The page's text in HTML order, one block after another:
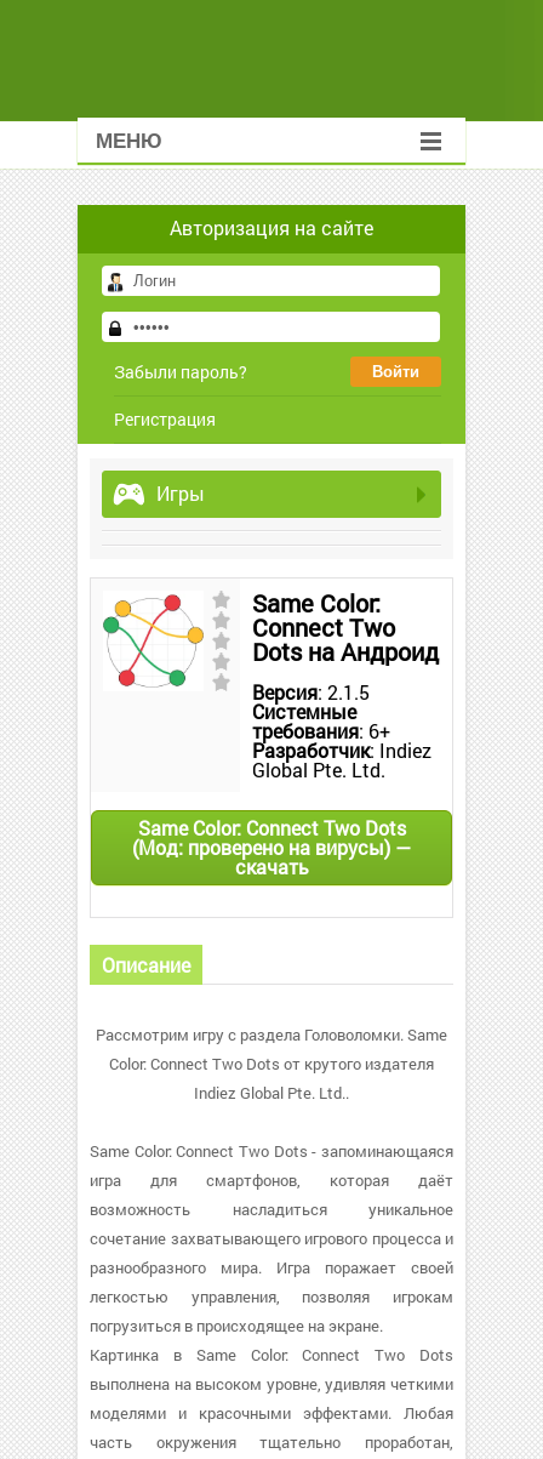
МЕНЮ
Авторизация на сайте
Забыли пароль?
Регистрация
Игры
Same Color:
Connect Two
Dots на Андроид
Версия: 2.1.5
Системные
требования: 6+
Разработчик: Indiez
Global Pte. Ltd.
Same Color: Connect Two Dots
(Мод: проверено на вирусы) —
скачать
Описание
Рассмотрим игру с раздела Головоломки. Same
Color: Connect Two Dots от крутого издателя
Indiez Global Pte. Ltd..
Same Color: Connect Two Dots - запоминающаяся
игра для смартфонов, которая даёт
возможность насладиться уникальное
сочетание захватывающего игрового процесса и
разнообразного мира. Игра поражает своей
легкостью управления, позволяя игрокам
погрузиться в происходящее на экране.
Картинка в Same Color: Connect Two Dots
выполнена на высоком уровне, удивляя четкими
моделями и красочными эффектами. Любая
часть окружения тщательно проработан,